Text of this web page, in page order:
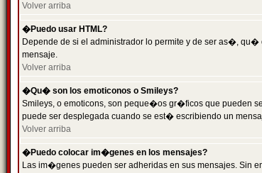
Volver arriba
�Puedo usar HTML?
Depende de si el administrador lo permite y de ser as�,
mensaje.
Volver arriba
�Qu� son los emoticonos o Smileys?
Smileys, o emoticons, son peque�os gr�ficos que pueden
puede ser desplegada cuando se est� escribiendo un
Volver arriba
�Puedo colocar im�genes en los mensajes?
Las im�genes pueden ser adheridas en sus mensajes. Sin